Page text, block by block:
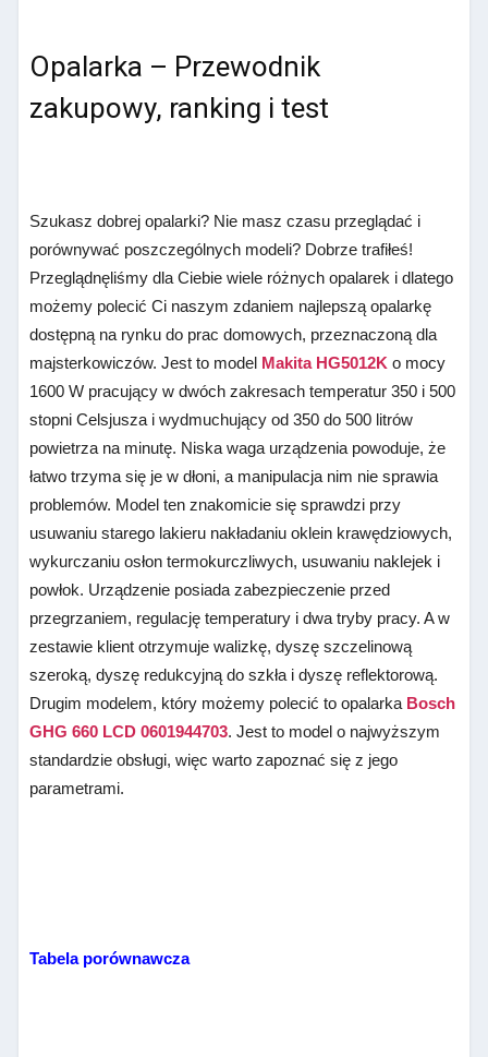
Opalarka – Przewodnik
zakupowy, ranking i test
Szukasz dobrej opalarki? Nie masz czasu przeglądać i
porównywać poszczególnych modeli? Dobrze trafiłeś!
Przeglądnęliśmy dla Ciebie wiele różnych opalarek i dlatego
możemy polecić Ci naszym zdaniem najlepszą opalarkę
dostępną na rynku do prac domowych, przeznaczoną dla
majsterkowiczów. Jest to model Makita HG5012K o mocy
1600 W pracujący w dwóch zakresach temperatur 350 i 500
stopni Celsjusza i wydmuchujący od 350 do 500 litrów
powietrza na minutę. Niska waga urządzenia powoduje, że
łatwo trzyma się je w dłoni, a manipulacja nim nie sprawia
problemów. Model ten znakomicie się sprawdzi przy
usuwaniu starego lakieru nakładaniu oklein krawędziowych,
wykurczaniu osłon termokurczliwych, usuwaniu naklejek i
powłok. Urządzenie posiada zabezpieczenie przed
przegrzaniem, regulację temperatury i dwa tryby pracy. A w
zestawie klient otrzymuje walizkę, dyszę szczelinową
szeroką, dyszę redukcyjną do szkła i dyszę reflektorową.
Drugim modelem, który możemy polecić to opalarka Bosch
GHG 660 LCD 0601944703. Jest to model o najwyższym
standardzie obsługi, więc warto zapoznać się z jego
parametrami.
Tabela porównawcza